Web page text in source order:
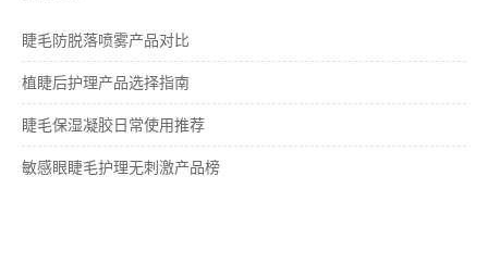
睫毛防脱落喷雾产品对比
植睫后护理产品选择指南
睫毛保湿凝胶日常使用推荐
敏感眼睫毛护理无刺激产品榜